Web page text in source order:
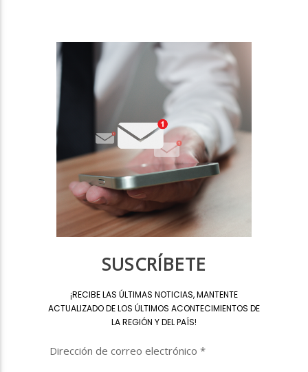
SUSCRÍBETE
¡RECIBE LAS ÚLTIMAS NOTICIAS, MANTENTE
ACTUALIZADO DE LOS ÚLTIMOS ACONTECIMIENTOS DE
LA REGIÓN Y DEL PAÍS!